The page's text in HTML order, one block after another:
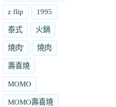
z flip 1995
泰式 火鍋
燒肉' 燒肉
壽喜燒
MOMO
MOMO壽喜燒